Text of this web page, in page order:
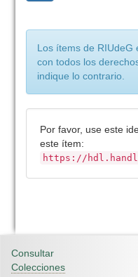
Los ítems de RIUdeG
con todos los
indique lo contrario.
Por favor, use este
este ítem:
https://
Consultar
Colecciones